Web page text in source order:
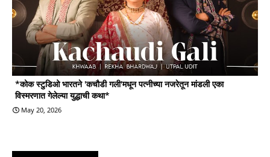
*कोक स्टुडिओ भारतने 'कचौडी गली'मधून पत्नीच्या नजरेतून मांडली एका
विस्मरणात गेलेल्या युद्धाची कथा*
May 20, 2026